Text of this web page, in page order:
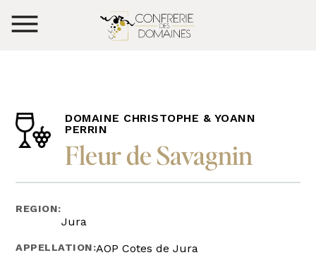
DOMAINE CHRISTOPHE & YOANN
PERRIN
Fleur de Savagnin
REGION:
Jura
APPELLATION:AOP Cotes de Jura